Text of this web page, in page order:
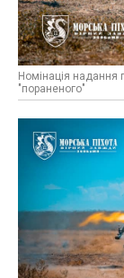
Номінація надання
"пораненого"